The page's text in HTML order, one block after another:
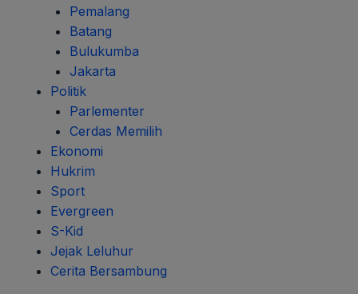
Pemalang
Batang
Bulukumba
Jakarta
Politik
Parlementer
Cerdas Memilih
Ekonomi
Hukrim
Sport
Evergreen
S-Kid
Jejak Leluhur
Cerita Bersambung